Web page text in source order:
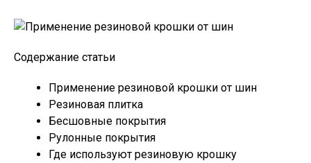
Содержание статьи
Применение резиновой крошки от шин
Резиновая плитка
Бесшовные покрытия
Рулонные покрытия
Где используют резиновую крошку